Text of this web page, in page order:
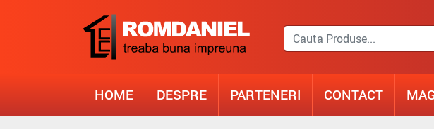
HOME DESPRE PARTENERI CONTACT